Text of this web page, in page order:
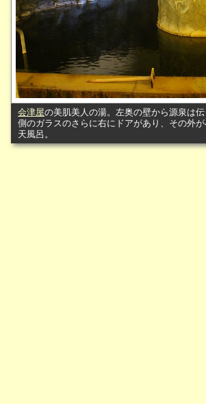
会津屋の美肌美人の湯。左奥の壁から源泉は
側のガラスのさらに右にドアがあり、その外
天風呂。